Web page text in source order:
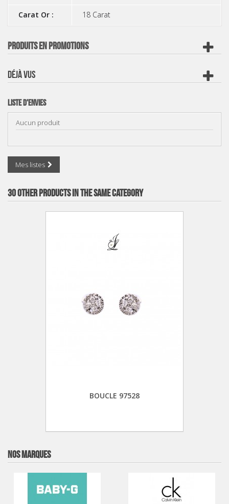
Carat Or : 18 Carat
PRODUITS EN PROMOTIONS
DÉJÀ VUS
Liste d'envies
Aucun produit
Mes listes
30 OTHER PRODUCTS IN THE SAME CATEGORY
BOUCLE 97528
NOS MARQUES